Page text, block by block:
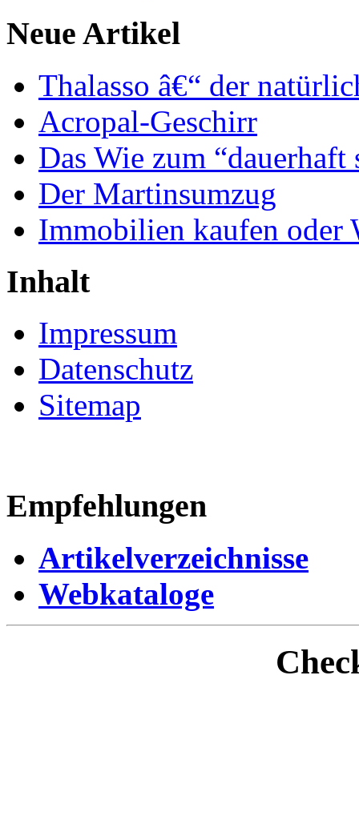
Neue Artikel
Thalasso â€“ der
Acropal-Geschirr
Das Wie zum
Der Martinsumzug
Immobilien kaufen oder
Inhalt
Impressum
Datenschutz
Sitemap
Empfehlungen
Artikelverzeichnisse
Webkataloge